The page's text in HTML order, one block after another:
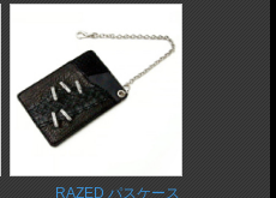
RAZED パスケース